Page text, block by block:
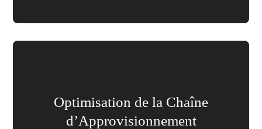
Optimisation de la Chaîne
d’Approvisionnement